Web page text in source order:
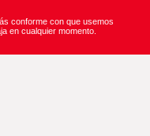
conforme con que usemos
en cualquier momento.